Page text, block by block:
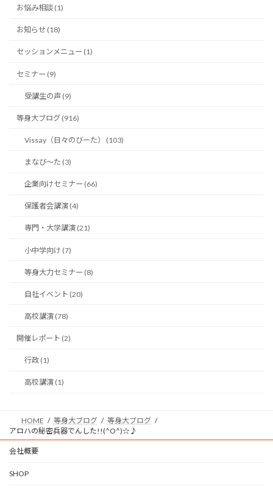
お悩み相談 (1)
お知らせ (18)
セッションメニュー (1)
セミナー (9)
受講生の声 (9)
等身大ブログ (916)
Vissay（日々のびーた） (103)
まなび〜た (3)
企業向けセミナー (66)
保護者会講演 (4)
専門・大学講演 (21)
小中学向け (7)
等身大力セミナー (8)
自社イベント (20)
高校講演 (78)
開催レポート (2)
行政 (1)
高校講演 (1)
HOME 等身大ブログ
等身大ブログ
アロハの秘密兵器でんした!!(^O^)☆♪
会社概要
SHOP